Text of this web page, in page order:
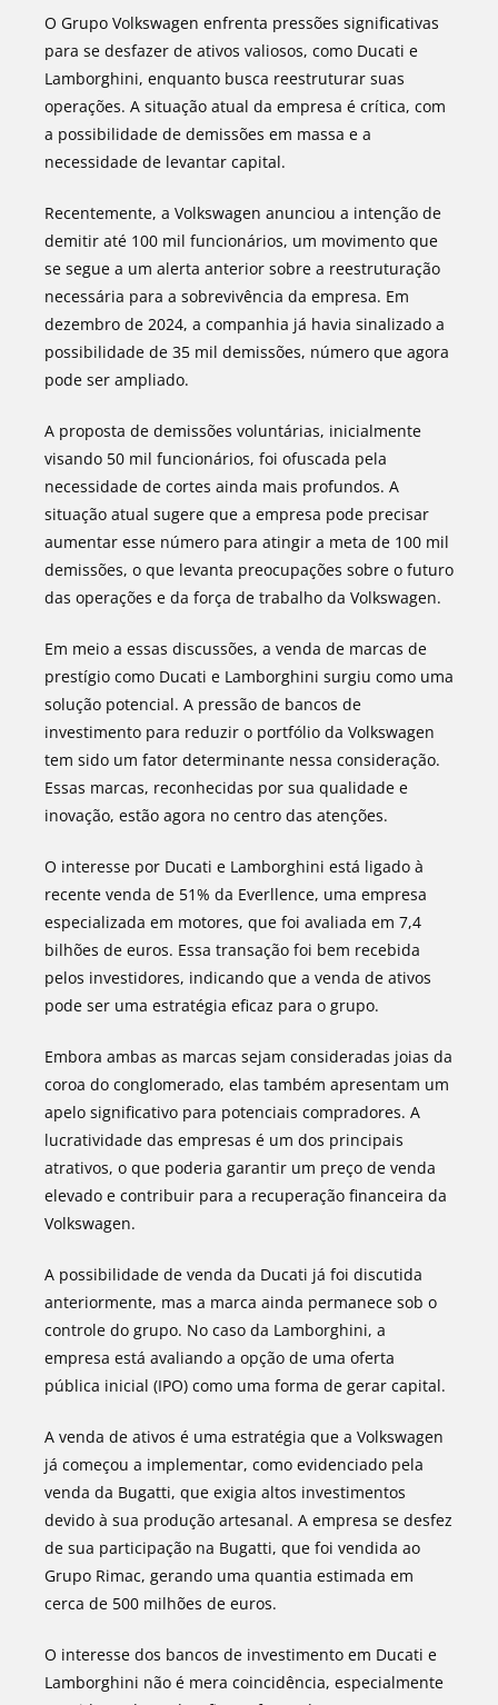
O Grupo Volkswagen enfrenta pressões significativas
para se desfazer de ativos valiosos, como Ducati e
Lamborghini, enquanto busca reestruturar suas
operações. A situação atual da empresa é crítica, com
a possibilidade de demissões em massa e a
necessidade de levantar capital.
Recentemente, a Volkswagen anunciou a intenção de
demitir até 100 mil funcionários, um movimento que
se segue a um alerta anterior sobre a reestruturação
necessária para a sobrevivência da empresa. Em
dezembro de 2024, a companhia já havia sinalizado a
possibilidade de 35 mil demissões, número que agora
pode ser ampliado.
A proposta de demissões voluntárias, inicialmente
visando 50 mil funcionários, foi ofuscada pela
necessidade de cortes ainda mais profundos. A
situação atual sugere que a empresa pode precisar
aumentar esse número para atingir a meta de 100 mil
demissões, o que levanta preocupações sobre o futuro
das operações e da força de trabalho da Volkswagen.
Em meio a essas discussões, a venda de marcas de
prestígio como Ducati e Lamborghini surgiu como uma
solução potencial. A pressão de bancos de
investimento para reduzir o portfólio da Volkswagen
tem sido um fator determinante nessa consideração.
Essas marcas, reconhecidas por sua qualidade e
inovação, estão agora no centro das atenções.
O interesse por Ducati e Lamborghini está ligado à
recente venda de 51% da Everllence, uma empresa
especializada em motores, que foi avaliada em 7,4
bilhões de euros. Essa transação foi bem recebida
pelos investidores, indicando que a venda de ativos
pode ser uma estratégia eficaz para o grupo.
Embora ambas as marcas sejam consideradas joias da
coroa do conglomerado, elas também apresentam um
apelo significativo para potenciais compradores. A
lucratividade das empresas é um dos principais
atrativos, o que poderia garantir um preço de venda
elevado e contribuir para a recuperação financeira da
Volkswagen.
A possibilidade de venda da Ducati já foi discutida
anteriormente, mas a marca ainda permanece sob o
controle do grupo. No caso da Lamborghini, a
empresa está avaliando a opção de uma oferta
pública inicial (IPO) como uma forma de gerar capital.
A venda de ativos é uma estratégia que a Volkswagen
já começou a implementar, como evidenciado pela
venda da Bugatti, que exigia altos investimentos
devido à sua produção artesanal. A empresa se desfez
de sua participação na Bugatti, que foi vendida ao
Grupo Rimac, gerando uma quantia estimada em
cerca de 500 milhões de euros.
O interesse dos bancos de investimento em Ducati e
Lamborghini não é mera coincidência, especialmente